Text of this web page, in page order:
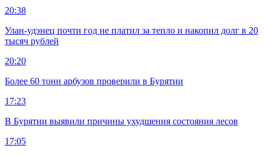
20:38
Улан-удэнец почти год не платил за тепло и накопил долг в 20
тысяч рублей
20:20
Более 60 тонн арбузов проверили в Бурятии
17:23
В Бурятии выявили причины ухудшения состояния лесов
17:05